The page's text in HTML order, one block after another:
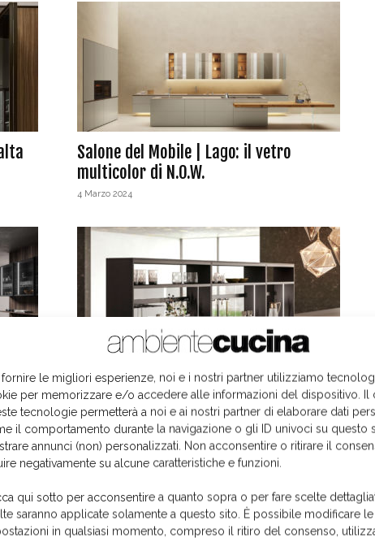
fornire le migliori esperienze, noi e i nostri partner utilizziamo
per memorizzare e/o accedere alle informazioni del dispositivo. Il
tecnologie permetterà a noi e ai nostri partner di elaborare dati
il comportamento durante la navigazione o gli ID univoci su questo
annunci (non) personalizzati. Non acconsentire o ritirare il
negativamente su alcune caratteristiche e funzioni.
qui sotto per acconsentire a quanto sopra o per fare scelte
saranno applicate solamente a questo sito. È possibile modificare le
in qualsiasi momento, compreso il ritiro del consenso,
Salone del Mobile | Lago: il vetro
multicolor di N.O.W.
4 Marzo 2024
Andreucci e Hoisl, l’efficienza è
verticale
Paola Leone - 28 Settembre 2023